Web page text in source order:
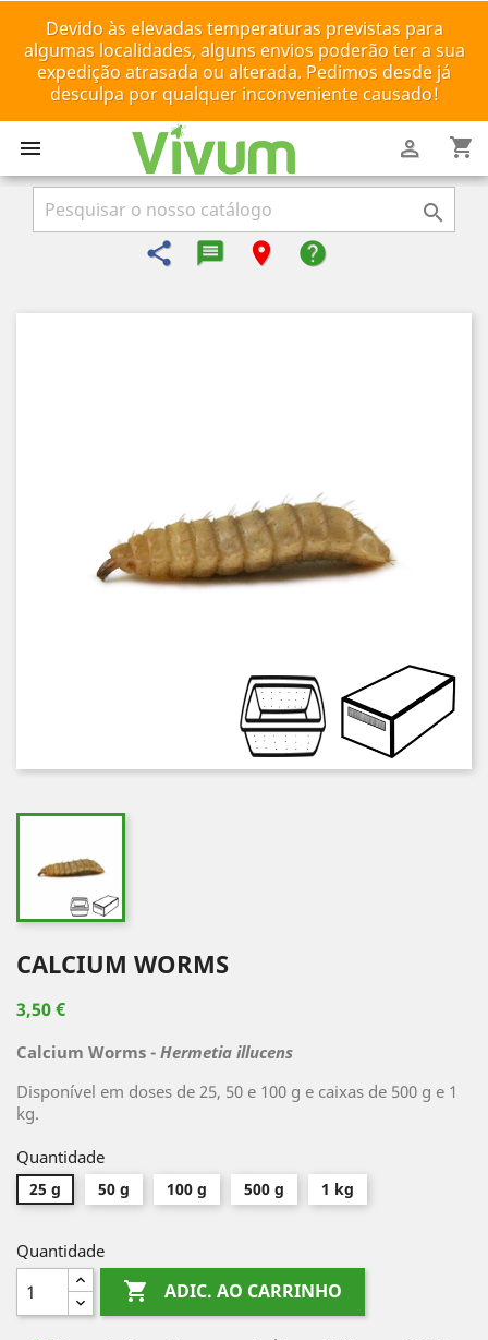
Devido às elevadas temperaturas previstas para
algumas localidades, alguns envios poderão ter a sua
expedição atrasada ou alterada. Pedimos desde já
desculpa por qualquer inconveniente causado!
 shopping_cart


share message-reply-text
room help
CALCIUM WORMS
3,50 €
Calcium Worms - Hermetia illucens
Disponível em doses de 25, 50 e 100 g e caixas de 500 g e 1
kg.
Quantidade
25 g 50 g 100 g 500 g 1 kg
Quantidade
 ADIC. AO CARRINHO